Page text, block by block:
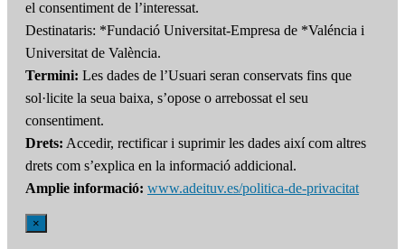
el consentiment de l’interessat.
Destinataris: *Fundació Universitat-Empresa de *Valéncia i
Universitat de València.
Termini: Les dades de l’Usuari seran conservats fins que
sol·licite la seua baixa, s’opose o arrebossat el seu
consentiment.
Drets: Accedir, rectificar i suprimir les dades així com altres
drets com s’explica en la informació addicional.
Amplie informació: www.adeituv.es/politica-de-privacitat
×